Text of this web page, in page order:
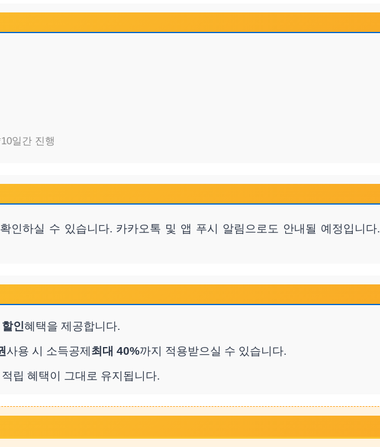
일간 진행
인하실 수 있습니다. 카카오톡 및 앱 푸시 알림으로도 안내될 예정입니다.
인혜택을 제공합니다.
사용 시 소득공제 최대 40%까지 적용받으실 수 있습니다.
립 혜택이 그대로 유지됩니다.